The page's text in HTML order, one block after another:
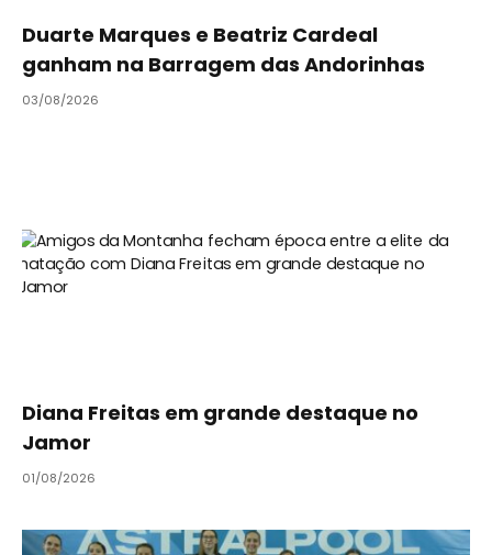
Duarte Marques e Beatriz Cardeal
ganham na Barragem das Andorinhas
03/08/2026
Diana Freitas em grande destaque no
Jamor
01/08/2026